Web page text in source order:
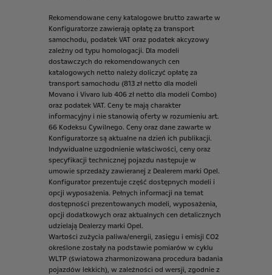
Rekomendowane ceny katalogowe brutto zawarte w
Konfiguratorze zawierają opłatę za transport
samochodu, podatek VAT oraz podatek akcyzowy
zależny od typu homologacji. Dla modeli
dostawczych do rekomendowanych cen
katalogowych netto należy doliczyć opłatę za
transport samochodu (813 zł netto dla modeli
Movano i Vivaro lub 406 zł netto dla modeli Combo)
oraz podatek VAT. Ceny te mają charakter
informacyjny i nie stanowią oferty w rozumieniu art.
66 Kodeksu Cywilnego. Ceny oraz dane zawarte w
Konfiguratorze są aktualne na dzień ich publikacji.
Indywidualne uzgodnienie właściwości, ceny oraz
specyfikacji technicznej pojazdu następuje w
umowie sprzedaży zawieranej z Dealerem marki Opel.
Konfigurator prezentuje część dostępnych modeli i
opcji wyposażenia. Pełnych informacji na temat
dostępności prezentowanych modeli, wyposażenia,
opcji dodatkowych oraz aktualnych cen detalicznych
udzielają Dealerzy marki Opel.
Wartości zużycia paliwa/energii, zasięgu i emisji CO2
określone zostały na podstawie pomiarów w cyklu
WLTP (światowa zharmonizowana procedura badania
pojazdów lekkich), w zależności od wersji, zgodnie z